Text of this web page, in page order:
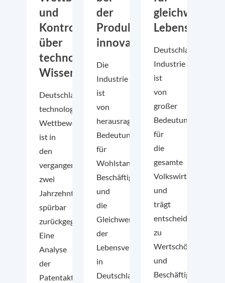
und
Kontrolle
über
technologisches
Wissen
Deutschlands
technologische
Wettbewerbsfähigkeit
ist in
den
vergangenen
zwei
Jahrzehnten
spürbar
zurückgegangen.
Eine
Analyse
der
Patentaktivität
der
Produktion
innovativ
Die
Industrie
ist
von
herausragender
Bedeutung
für
Wohlstand,
Beschäftigung
und
die
Gleichwertigkeit
der
Lebensverhältnisse
in
Deutschland.
gleichwertige
Deutschlands
Industrie
ist
von
großer
Bedeutung
für
die
gesamte
Volkswirtschaft
und
trägt
entscheidend
zu
Wertschöpfung
und
Beschäftigung